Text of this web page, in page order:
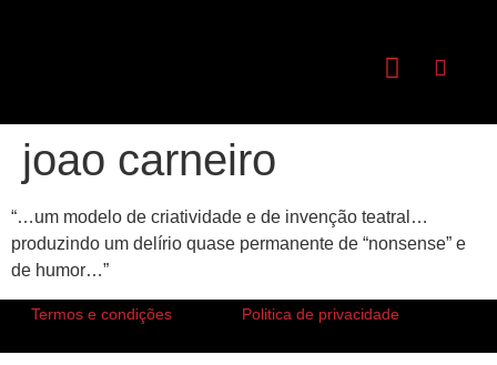
joao carneiro
“…um modelo de criatividade e de invenção teatral…
produzindo um delírio quase permanente de “nonsense” e
de humor…”
Termos e condições Politica de privacidade